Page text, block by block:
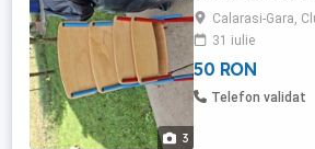
3
Calarasi-Gara,
31 iulie
50 RON
Telefon validat